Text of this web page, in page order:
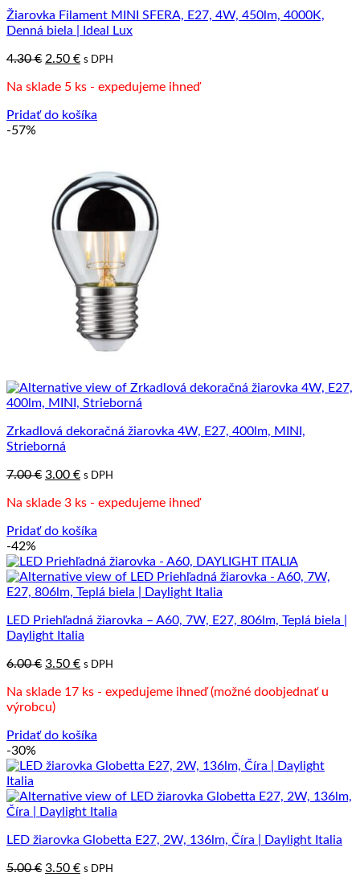
Žiarovka Filament MINI SFERA, E27, 4W, 450lm, 4000K,
Denná biela | Ideal Lux
4.30€ Pôvodná
bola:
2.50 €Aktuálna
je:
s DPH
Na sklade 5 ks - expedujeme ihneď
Pridať do košíka
-57%
Zrkadlová dekoračná žiarovka 4W, E27, 400lm, MINI,
Strieborná
7.00€ Pôvodná
bola:
3.00 €Aktuálna
je:
s DPH
Na sklade 3 ks - expedujeme ihneď
Pridať do košíka
-42%
LED Priehľadná žiarovka – A60, 7W, E27, 806lm, Teplá biela |
Daylight Italia
6.00€ Pôvodná
bola:
6.00 €.
3.50 €Aktuálna
je:
s DPH
Na sklade 17 ks - expedujeme ihneď (možné doobjednať u
výrobcu)
Pridať do košíka
-30%
LED žiarovka Globetta E27, 2W, 136lm, Číra | Daylight Italia
5.00€ Pôvodná
3.50 €Aktuálna
s DPH